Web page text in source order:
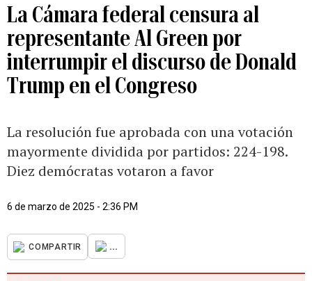
La Cámara federal censura al
representante Al Green por
interrumpir el discurso de Donald
Trump en el Congreso
La resolución fue aprobada con una votación
mayormente dividida por partidos: 224-198.
Diez demócratas votaron a favor
6 de marzo de 2025 - 2:36 PM
COMPARTIR ...